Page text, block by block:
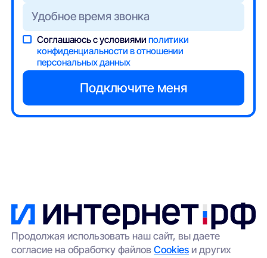
Соглашаюсь с условиямиполитики
конфиденциальности в отношении
персональных данных
Продолжая использовать наш сайт, вы даете
согласие на обработку файловCookies и других